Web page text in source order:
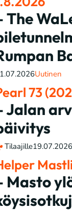
The
Uutinen
73
Jalan
Tilaajille19.07.2026
Masto